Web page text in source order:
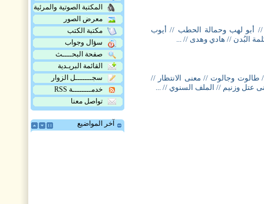
// أبو لهب وحمالة الحطب // أيوب
البُدن // هادي وهدى // ...
طالوت وجالوت // معنى الانتظار //
عتل وزنيم // الملف السنوي // ...
المكتبة الصوتية والمرئية
معرض الصور
مكتبة الكتب
سؤال وجواب
صفحة البحــــث
القائمة البريـدية
سجـــــــل الزوار
خدمــــــــة RSS
تواصل معنا
آخر المواضيع